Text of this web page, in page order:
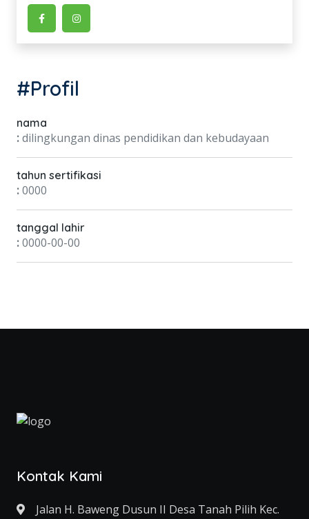
#Profil
nama
:dilingkungan dinas pendidikan dan kebudayaan
tahun sertifikasi
:0000
tanggal lahir
:0000-00-00
Kontak Kami
Jalan H. Baweng Dusun II Desa Tanah Pilih Kec.